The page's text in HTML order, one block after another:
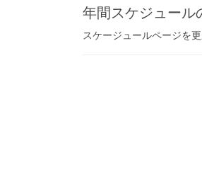
年間スケジュール
スケージュールページを